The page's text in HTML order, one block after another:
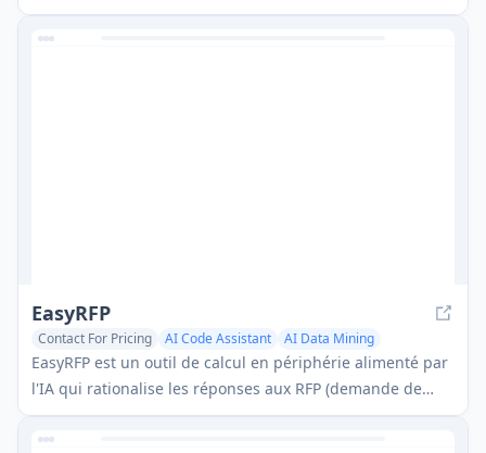
des commits Git des développeurs, avec des capacités
d'intégration pour GitHub, Slack, Linear et les services
EasyRFP
Contact For Pricing AI Code Assistant AI Data Mining
EasyRFP est un outil de calcul en périphérie alimenté par
l'IA qui rationalise les réponses aux RFP (demande de
proposition) et permet le phénotypage des champs en
temps réel grâce à la technologie d'apprentissage